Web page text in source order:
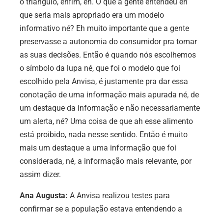
que seria mais apropriado era um modelo
informativo né? Eh muito importante que a gente
preservasse a autonomia do consumidor pra tomar
as suas decisões. Então é quando nós escolhemos
o símbolo da lupa né, que foi o modelo que foi
escolhido pela Anvisa, é justamente pra dar essa
conotação de uma informação mais apurada né, de
um destaque da informação e não necessariamente
um alerta, né? Uma coisa de que ah esse alimento
está proibido, nada nesse sentido. Então é muito
mais um destaque a uma informação que foi
considerada, né, a informação mais relevante, por
assim dizer.
Ana Augusta: A Anvisa realizou testes para
confirmar se a população estava entendendo a